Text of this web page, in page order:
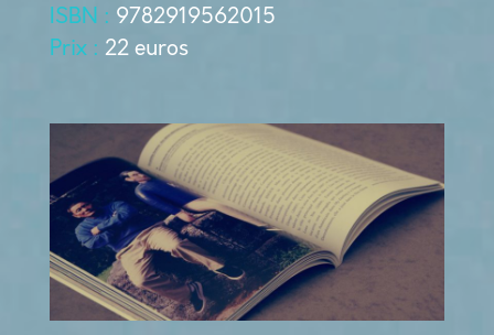
ISBN : 9782919562015
Prix : 22 euros